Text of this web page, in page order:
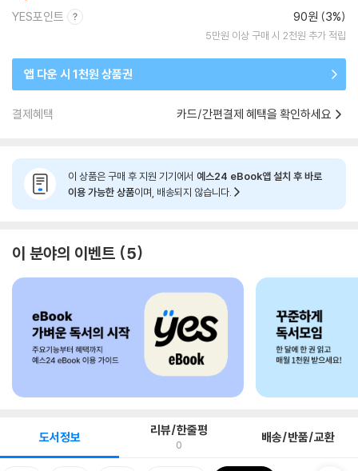
YES포인트 90원 (3%)
5만원 이상 구매 시 2천원 추가 적립
앱 다운 시 1천원 상품권
결제혜택 카드/간편결제 혜택을 확인하세요
이 상품은 구매 후 지원 기기에서 예스24 eBook앱 설치 후 바로
이용 가능한 상품이며, 배송되지 않습니다.
이 분야의 이벤트 5
도서정보 리뷰/한줄평
0 배송/반품/교환